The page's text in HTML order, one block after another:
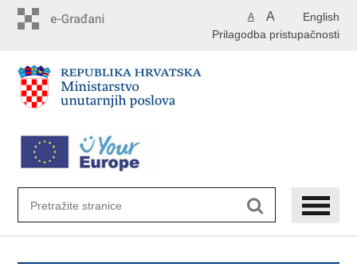
English
A A
Prilagodba pristupačnosti